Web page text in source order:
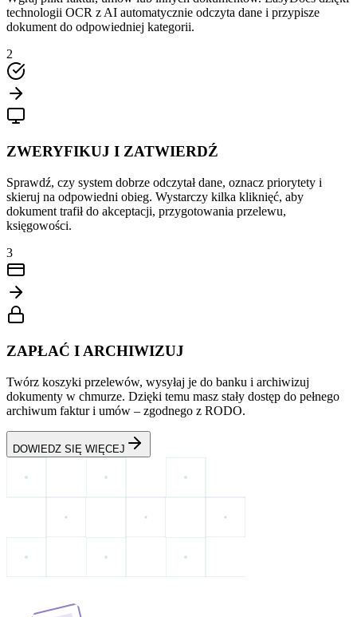
technologii OCR z AI automatycznie odczyta dane i przypisze
dokument do odpowiedniej kategorii.
2
ZWERYFIKUJ I ZATWIERDŹ
Sprawdź, czy system dobrze odczytał dane, oznacz priorytety i
skieruj na odpowiedni obieg. Wystarczy kilka kliknięć, aby
dokument trafił do akceptacji, przygotowania przelewu,
księgowości.
3
ZAPŁAĆ I ARCHIWIZUJ
Twórz koszyki przelewów, wysyłaj je do banku i archiwizuj
dokumenty w chmurze. Dzięki temu masz stały dostęp do pełnego
archiwum faktur i umów – zgodnego z RODO.
DOWIEDZ SIĘ WIĘCEJ